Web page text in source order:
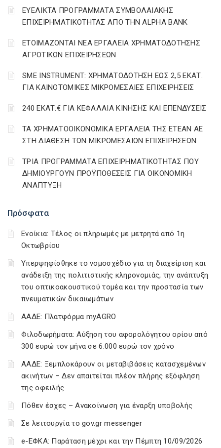
Πρόσφατα
Ενοίκια: Τέλος οι πληρωμές με μετρητά από 1η
Οκτωβρίου
Υπερψηφίσθηκε το νομοσχέδιο για τη διαχείριση και
ανάδειξη της πολιτιστικής κληρονομιάς, την ανάπτυξη
του οπτικοακουστικού τομέα και την προστασία των
πνευματικών δικαιωμάτων
ΑΑΔΕ: Πλατφόρμα myAGRO
Φιλοδωρήματα: Αύξηση του αφορολόγητου ορίου από
300 ευρώ τον μήνα σε 6.000 ευρώ τον χρόνο
ΑΑΔΕ: Ξεμπλοκάρουν οι μεταβιβάσεις κατασχεμένων
ακινήτων – Δεν απαιτείται πλέον πλήρης εξόφληση
της οφειλής
Πόθεν έσχες – Ανακοίνωση για έναρξη υποβολής
Σε λειτουργία το gov.gr messenger
e-ΕΦΚΑ: Παράταση μέχρι και την Πέμπτη 10/09/2026
ΕΥΕΛΙΚΤΑ ΠΡΟΓΡΑΜΜΑΤΑ ΣΥΜΒΟΛΑΙΑΚΗΣ
ΕΠΙΧΕΙΡΗΜΑΤΙΚΟΤΗΤΑΣ ΑΠΟ ΤΗΝ ALPHA BANK
ΕΤΟΙΜΑΖΟΝΤΑΙ ΝΕΑ ΕΡΓΑΛΕΙΑ ΧΡΗΜΑΤΟΔΟΤΗΣΗΣ
ΑΓΡΟΤΙΚΩΝ ΕΠΙΧΕΙΡΗΣΕΩΝ
SME INSTRUMENT: ΧΡΗΜΑΤΟΔΟΤΗΣΗ ΕΩΣ 2,5 ΕΚΑΤ.
ΓΙΑ ΚΑΙΝΟΤΟΜΙΚΕΣ ΜΙΚΡΟΜΕΣΑΙΕΣ ΕΠΙΧΕΙΡΗΣΕΙΣ
240 ΕΚΑΤ.€ ΓΙΑ ΚΕΦΑΛΑΙΑ ΚΙΝΗΣΗΣ ΚΑΙ ΕΠΕΝΔΥΣΕΙΣ
ΤΑ ΧΡΗΜΑΤΟΟΙΚΟΝΟΜΙΚΑ ΕΡΓΑΛΕΙΑ ΤΗΣ ΕΤΕΑΝ ΑΕ
ΣΤΗ ΔΙΑΘΕΣΗ ΤΩΝ ΜΙΚΡΟΜΕΣΑΙΩΝ ΕΠΙΧΕΙΡΗΣΕΩΝ
ΤΡΙΑ ΠΡΟΓΡΑΜΜΑΤΑ ΕΠΙΧΕΙΡΗΜΑΤΙΚΟΤΗΤΑΣ ΠΟΥ
ΔΗΜΙΟΥΡΓΟΥΝ ΠΡΟΫΠΟΘΕΣΕΙΣ ΓΙΑ ΟΙΚΟΝΟΜΙΚΗ
ΑΝΑΠΤΥΞΗ